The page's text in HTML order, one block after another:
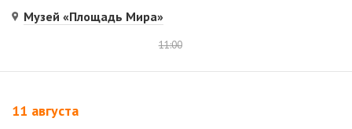
Музей «Площадь Мира»
11:00
11 августа